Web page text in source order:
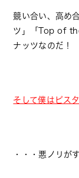
競い合い、高め
ツ」「Top of
ナッツなのだ！
そして僕はピス
・・・悪ノリが